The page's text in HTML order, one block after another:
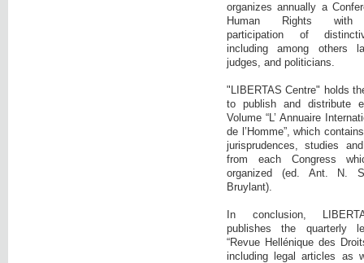
organizes annually a
Human Rights with
participation of
including among others
judges, and politicians.
"LIBERTAS Centre" holds
to publish and distribute
Volume “L’ Annuaire
de l’Homme”, which
jurisprudences, studies
from each Congress
organized (ed. Ant. N.
Bruylant).
In conclusion,
publishes the quarterly
“Revue Hellénique des
including legal articles as